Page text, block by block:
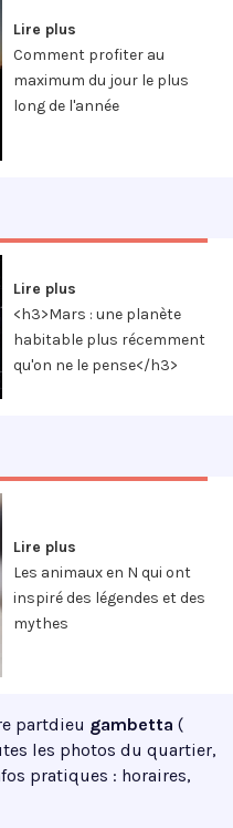
Lire plus
Comment profiter au
maximum du jour le plus
long de l'année
Lire plus
<h3>Mars : une planète
habitable plus récemment
qu'on ne le pense</h3>
Lire plus
Les animaux en N qui ont
inspiré des légendes et des
mythes
partdieu gambetta (
les photos du quartier,
pratiques : horaires,